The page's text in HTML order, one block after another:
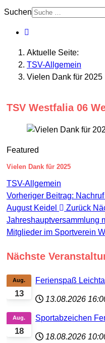
Suchen
Aktuelle Seite:
TSV-Allgemein
Vielen Dank für 2025
TSV Westfalia 06
Featured
Vielen Dank für 2025
TSV-Allgemein
Vorheriger Beitrag:
August Keidel
Zurück
Jahreshauptversammlung
Mitglieder im Sportverein
Nächste
13
Aug. Ferienspaß
13.08.2026
18
Aug. Sportabzeichen
18.08.2026